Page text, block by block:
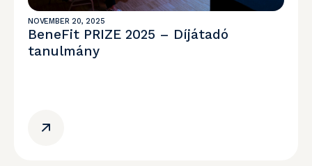
NOVEMBER 20, 2025
BeneFit PRIZE 2025 – Díjátadó
tanulmány